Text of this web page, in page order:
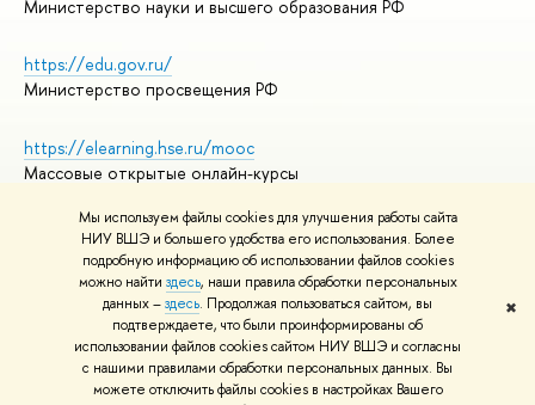
Мы используем файлы cookies для улучшения работы сайта
НИУ ВШЭ и большего удобства его использования. Более
подробную информацию об использовании файлов cookies
можно найти здесь, наши правила обработки персональных
данных –здесь. Продолжая пользоваться сайтом, вы
подтверждаете, что были проинформированы об
использовании файлов cookies сайтом НИУ ВШЭ и согласны
с нашими правилами обработки персональных данных. Вы
можете отключить файлы cookies в настройках Вашего
✖
Министерство науки и высшего образования РФ
https://edu.gov.ru/
Министерство просвещения РФ
https://elearning.hse.ru/mooc
Массовые открытые онлайн-курсы
© НИУ ВШЭ 1993–2026
Адреса и контакты
Условия использования материалов
Политика конфиденциальности
Правила применения рекомендательных технологий в НИУ ВШЭ
Карта сайта